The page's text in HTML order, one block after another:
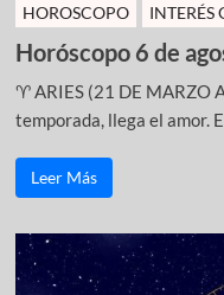
HOROSCOPO INTERÉS
Horóscopo 6 de
♈ ARIES (21 DE MARZO
temporada, llega el amor.
Leer Más